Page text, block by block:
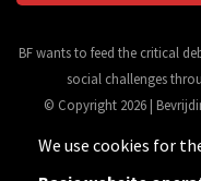
BF wants to feed the critical
social challenges
© Copyright 2026 |
Nimbu.
We use cookies for